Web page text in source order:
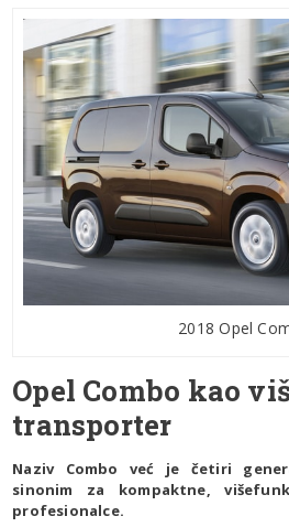
2018 Opel
Opel Combo kao
transporter
Naziv Combo već je četiri
sinonim za kompaktne,
profesionalce.